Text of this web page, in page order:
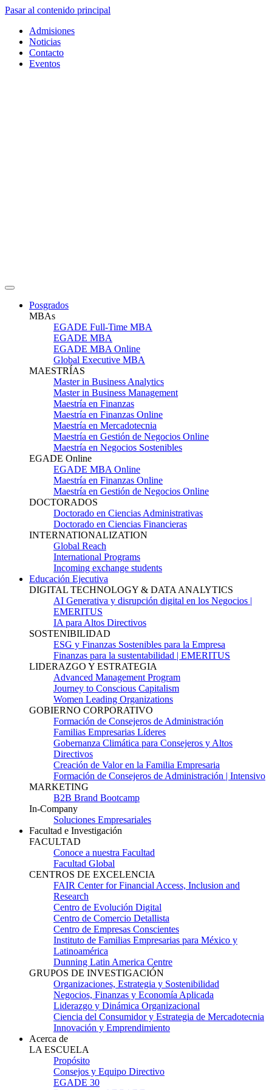
Pasar al contenido principal
Admisiones
Noticias
Contacto
Eventos
Posgrados
MBAs
EGADE Full-Time MBA
EGADE MBA
EGADE MBA Online
Global Executive MBA
MAESTRÍAS
Master in Business Analytics
Master in Business Management
Maestría en Finanzas
Maestría en Finanzas Online
Maestría en Mercadotecnia
Maestría en Gestión de Negocios Online
Maestría en Negocios Sostenibles
EGADE Online
EGADE MBA Online
Maestría en Finanzas Online
Maestría en Gestión de Negocios Online
DOCTORADOS
Doctorado en Ciencias Administrativas
Doctorado en Ciencias Financieras
INTERNATIONALIZATION
Global Reach
International Programs
Incoming exchange students
Educación Ejecutiva
DIGITAL TECHNOLOGY & DATA ANALYTICS
AI Generativa y disrupción digital en los Negocios |
EMERITUS
IA para Altos Directivos
SOSTENIBILIDAD
ESG y Finanzas Sostenibles para la Empresa
Finanzas para la sustentabilidad | EMERITUS
LIDERAZGO Y ESTRATEGIA
Advanced Management Program
Journey to Conscious Capitalism
Women Leading Organizations
GOBIERNO CORPORATIVO
Formación de Consejeros de Administración
Familias Empresarias Líderes
Gobernanza Climática para Consejeros y Altos
Directivos
Creación de Valor en la Familia Empresaria
Formación de Consejeros de Administración | Intensivo
MARKETING
B2B Brand Bootcamp
In-Company
Soluciones Empresariales
Facultad e Investigación
FACULTAD
Conoce a nuestra Facultad
Facultad Global
CENTROS DE EXCELENCIA
FAIR Center for Financial Access, Inclusion and
Research
Centro de Evolución Digital
Centro de Comercio Detallista
Centro de Empresas Conscientes
Instituto de Familias Empresarias para México y
Latinoamérica
Dunning Latin America Centre
GRUPOS DE INVESTIGACIÓN
Organizaciones, Estrategia y Sostenibilidad
Negocios, Finanzas y Economía Aplicada
Liderazgo y Dinámica Organizacional
Ciencia del Consumidor y Estrategia de Mercadotecnia
Innovación y Emprendimiento
Acerca de
LA ESCUELA
Propósito
Consejos y Equipo Directivo
EGADE 30